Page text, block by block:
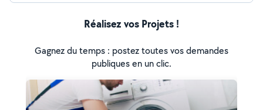
Réalisez vos Projets !
Gagnez du temps : postez toutes vos demandes
publiques en un clic.